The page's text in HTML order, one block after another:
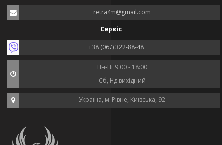
retra4m@gmail.com
Сервіс
+38 (067) 322-88-48
Пн-Пт 9:00 - 18:00
Сб, Нд вихідний
Україна, м. Рівне, Київська, 92